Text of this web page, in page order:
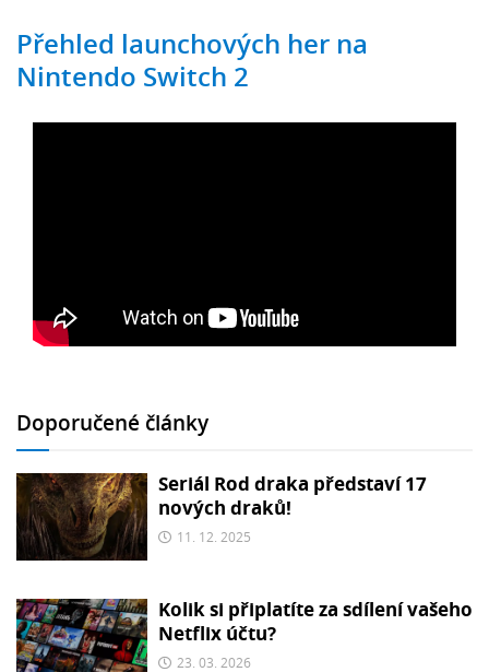
Přehled launchových her na
Nintendo Switch 2
Doporučené články
Seriál Rod draka představí 17
nových draků!
11. 12. 2025
Kolik si připlatíte za sdílení vašeho
Netflix účtu?
23. 03. 2026